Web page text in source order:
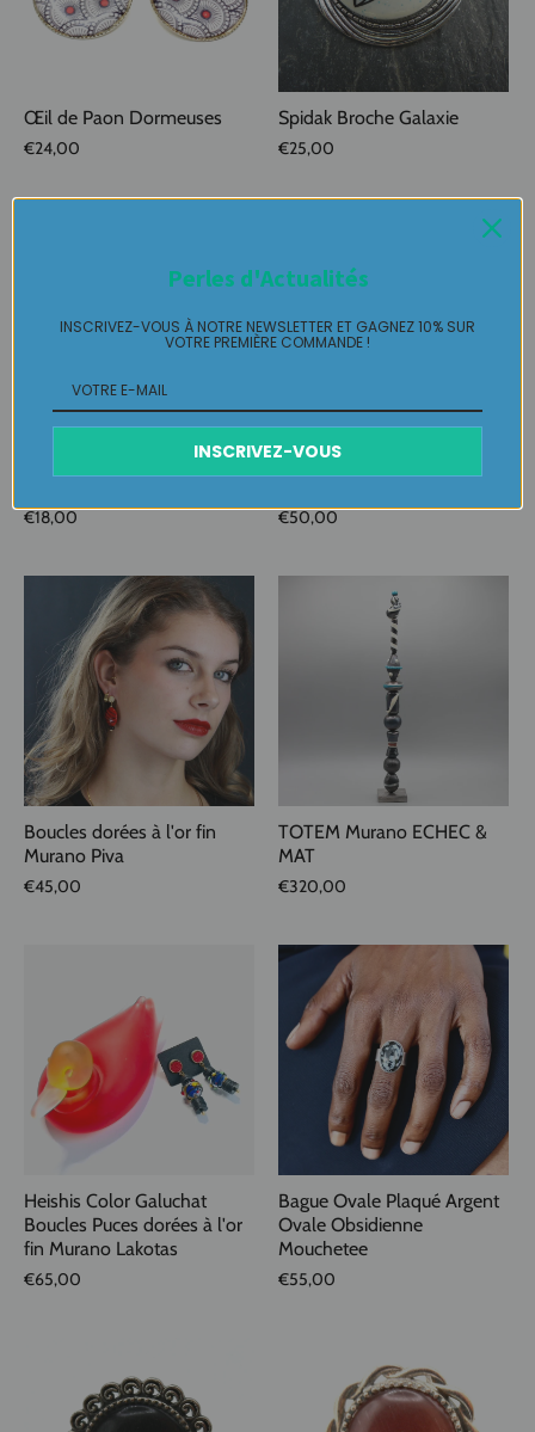
Œil de Paon Dormeuses
€24,00
Spidak Broche Galaxie
€25,00
Broche Pin's Me Up Nuity
€18,00
Stylo Bois Tourné
€50,00
Boucles dorées à l'or fin
Murano Piva
€45,00
TOTEM Murano ECHEC &
MAT
€320,00
Heishis Color Galuchat
Boucles Puces dorées à l'or
fin Murano Lakotas
€65,00
Bague Ovale Plaqué Argent
Ovale Obsidienne
Mouchetee
€55,00
Perles d'Actualités
INSCRIVEZ-VOUS À NOTRE NEWSLETTER ET GAGNEZ 10% SUR
VOTRE PREMIÈRE COMMANDE !
INSCRIVEZ-VOUS